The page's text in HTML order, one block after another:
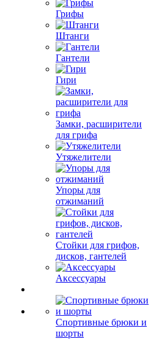
Грифы
Штанги
Гантели
Гири
Замки, расширители
для грифа
Утяжелители
Упоры для
отжиманий
Стойки для грифов,
дисков, гантелей
Аксессуары
Спортивные брюки и
шорты